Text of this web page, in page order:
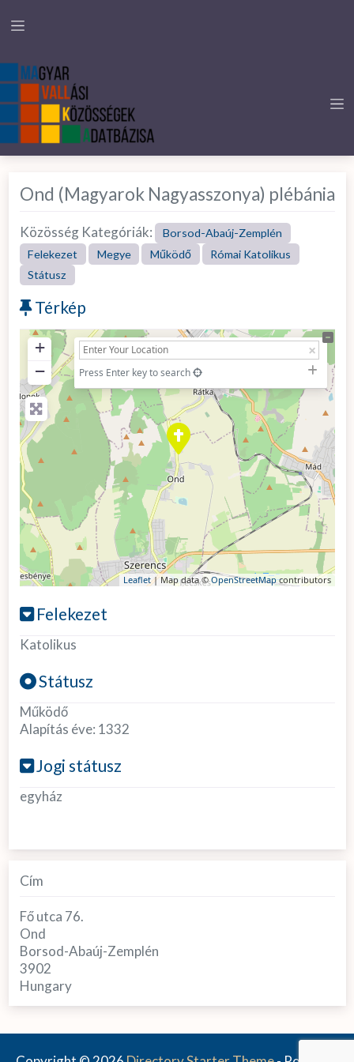
Ond (Magyarok Nagyasszonya) plébánia
Közösség Kategóriák:
Borsod-Abaúj-Zemplén
Felekezet
Megye Működő
Római Katolikus
Státusz
Térkép
+
−
Press Enter key to search
Leaflet| Map data ©OpenStreetMapcontributors
Felekezet
Katolikus
Státusz
Működő
Alapítás éve: 1332
Jogi státusz
egyház
Cím
Fő utca 76.
Ond
Borsod-Abaúj-Zemplén
3902
Hungary